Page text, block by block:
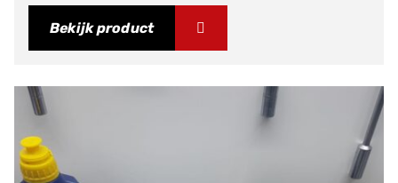
Bekijk product